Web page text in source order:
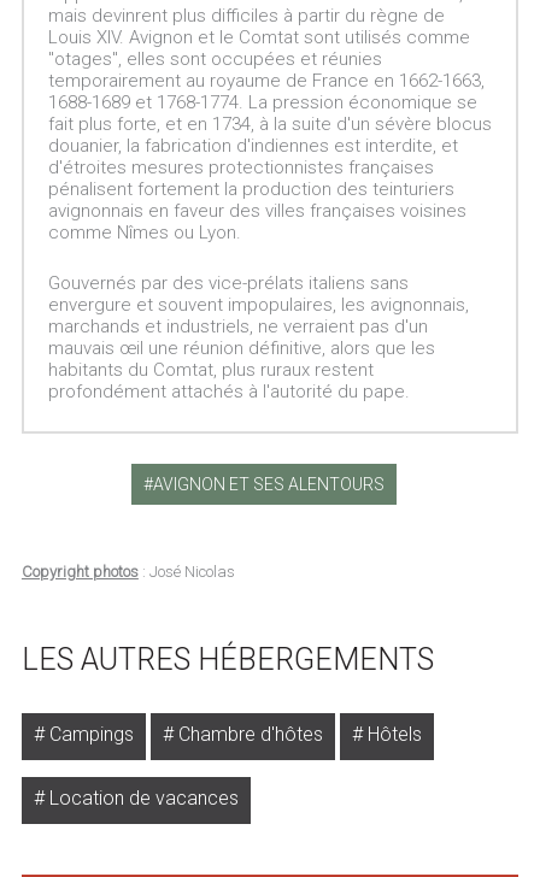
mais devinrent plus difficiles à partir du règne de
Louis XIV. Avignon et le Comtat sont utilisés comme
"otages", elles sont occupées et réunies
temporairement au royaume de France en 1662-1663,
1688-1689 et 1768-1774. La pression économique se
fait plus forte, et en 1734, à la suite d'un sévère blocus
douanier, la fabrication d'indiennes est interdite, et
d'étroites mesures protectionnistes françaises
pénalisent fortement la production des teinturiers
avignonnais en faveur des villes françaises voisines
comme Nîmes ou Lyon.
Gouvernés par des vice-prélats italiens sans
envergure et souvent impopulaires, les avignonnais,
marchands et industriels, ne verraient pas d'un
mauvais œil une réunion définitive, alors que les
habitants du Comtat, plus ruraux restent
profondément attachés à l'autorité du pape.
AVIGNON ET SES ALENTOURS
Copyright photos: José Nicolas
LES AUTRES HÉBERGEMENTS
Campings Chambre d'hôtes Hôtels
Location de vacances